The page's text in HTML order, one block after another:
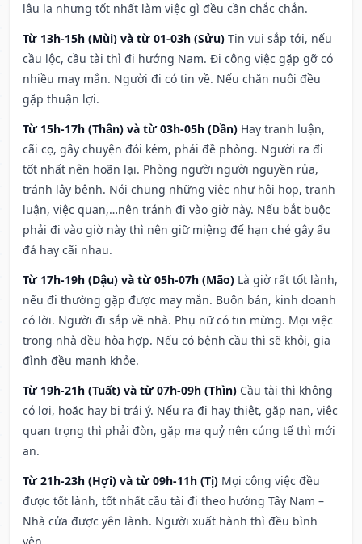
lâu la nhưng tốt nhất làm việc gì đều cần chắc chắn.
Từ 13h-15h (Mùi) và từ 01-03h (Sửu) Tin vui sắp tới, nếu
cầu lộc, cầu tài thì đi hướng Nam. Đi công việc gặp gỡ có
nhiều may mắn. Người đi có tin về. Nếu chăn nuôi đều
gặp thuận lợi.
Từ 15h-17h (Thân) và từ 03h-05h (Dần) Hay tranh luận,
cãi cọ, gây chuyện đói kém, phải đề phòng. Người ra đi
tốt nhất nên hoãn lại. Phòng người người nguyền rủa,
tránh lây bệnh. Nói chung những việc như hội họp, tranh
luận, việc quan,…nên tránh đi vào giờ này. Nếu bắt buộc
phải đi vào giờ này thì nên giữ miệng để hạn ché gây ẩu
đả hay cãi nhau.
Từ 17h-19h (Dậu) và từ 05h-07h (Mão) Là giờ rất tốt lành,
nếu đi thường gặp được may mắn. Buôn bán, kinh doanh
có lời. Người đi sắp về nhà. Phụ nữ có tin mừng. Mọi việc
trong nhà đều hòa hợp. Nếu có bệnh cầu thì sẽ khỏi, gia
đình đều mạnh khỏe.
Từ 19h-21h (Tuất) và từ 07h-09h (Thìn) Cầu tài thì không
có lợi, hoặc hay bị trái ý. Nếu ra đi hay thiệt, gặp nạn, việc
quan trọng thì phải đòn, gặp ma quỷ nên cúng tế thì mới
an.
Từ 21h-23h (Hợi) và từ 09h-11h (Tị) Mọi công việc đều
được tốt lành, tốt nhất cầu tài đi theo hướng Tây Nam –
Nhà cửa được yên lành. Người xuất hành thì đều bình